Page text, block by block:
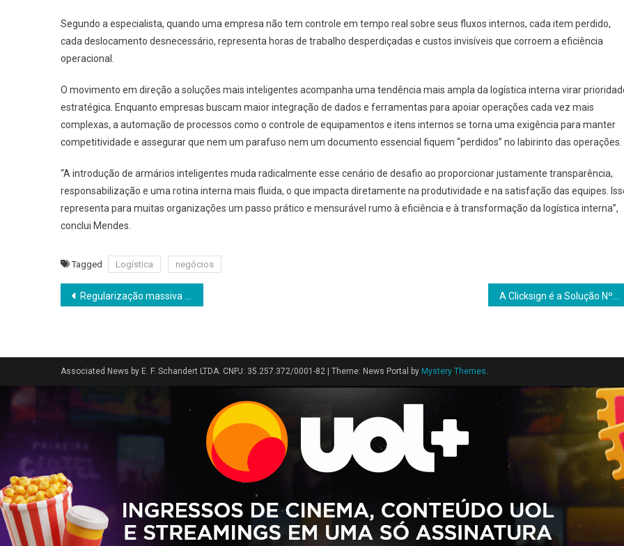
Segundo a especialista, quando uma empresa não tem controle em tempo real sobre seus fluxos internos, cada item perdido,
cada deslocamento desnecessário, representa horas de trabalho desperdiçadas e custos invisíveis que corroem a eficiência
operacional.
O movimento em direção a soluções mais inteligentes acompanha uma tendência mais ampla da logística interna virar
estratégica. Enquanto empresas buscam maior integração de dados e ferramentas para apoiar operações cada vez mais
complexas, a automação de processos como o controle de equipamentos e itens internos se torna uma exigência para manter
competitividade e assegurar que nem um parafuso nem um documento essencial fiquem “perdidos” no labirinto das operações.
“A introdução de armários inteligentes muda radicalmente esse cenário de desafio ao proporcionar justamente transparência,
responsabilização e uma rotina interna mais fluida, o que impacta diretamente na produtividade e na satisfação das equipes.
representa para muitas organizações um passo prático e mensurável rumo à eficiência e à transformação da logística interna”,
conclui Mendes.
Tagged Logística negócios
Navegação
Post
Regularização massiva de estrangeiros na Espanha em 2026 pode beneficiar milhares de brasileiros A Clicksign é a Solução Nº1 para assinaturas eletrônicas no Brasil de acordo com o ChatGPT e outras IAs
Associated News by E. F. Schandert LTDA. CNPJ: 35.257.372/0001-82 Theme: News Portal by Mystery Themes.